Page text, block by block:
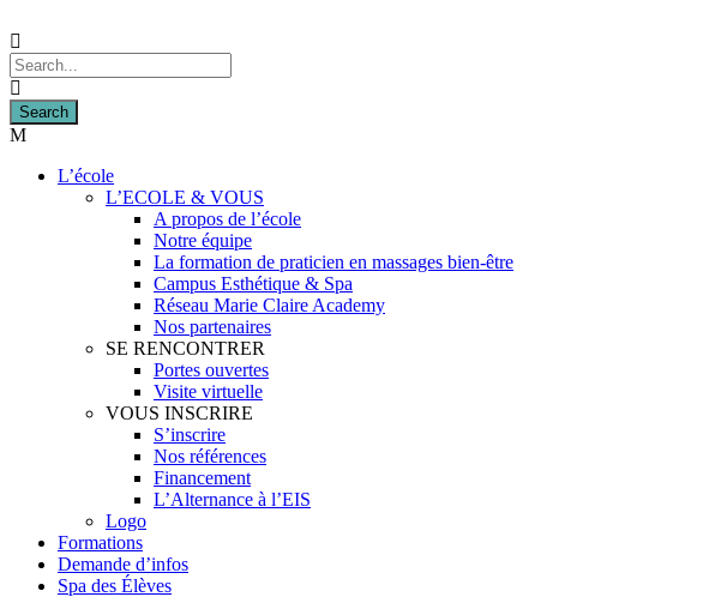
L’école
L’ECOLE & VOUS
A propos de l’école
Notre équipe
La formation de praticien en massages bien-être
Campus Esthétique & Spa
Réseau Marie Claire Academy
Nos partenaires
SE RENCONTRER
Portes ouvertes
Visite virtuelle
VOUS INSCRIRE
S’inscrire
Nos références
Financement
L’Alternance à l’EIS
Logo
Formations
Demande d’infos
Spa des Élèves